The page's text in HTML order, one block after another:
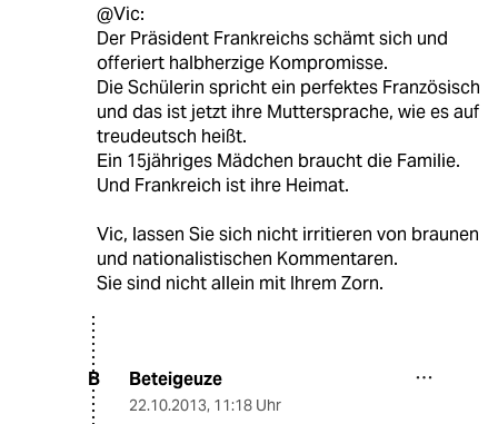
@Vic:
Der Präsident Frankreichs schämt sich und
offeriert halbherzige Kompromisse.
Die Schülerin spricht ein perfektes Französisch
und das ist jetzt ihre Muttersprache, wie es auf
treudeutsch heißt.
Ein 15jähriges Mädchen braucht die Familie.
Und Frankreich ist ihre Heimat.
Vic, lassen Sie sich nicht irritieren von braunen
und nationalistischen Kommentaren.
Sie sind nicht allein mit Ihrem Zorn.
B Beteigeuze
22.10.2013, 11:18 Uhr